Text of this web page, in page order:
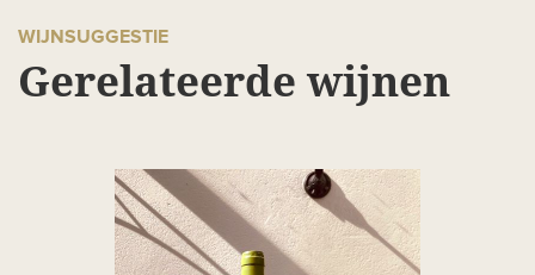
WIJNSUGGESTIE
Gerelateerde wijnen